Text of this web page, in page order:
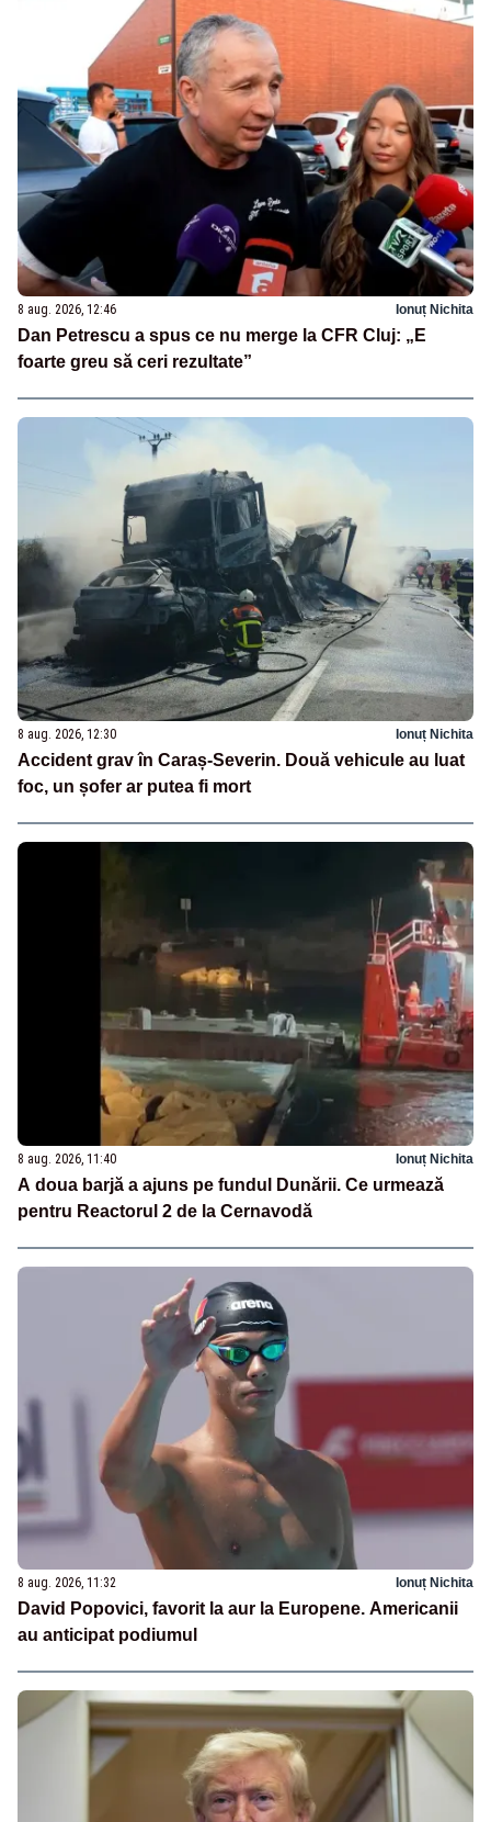
8 aug. 2026, 12:46 Ionuț Nichita
Dan Petrescu a spus ce nu merge la CFR Cluj: „E
foarte greu să ceri rezultate”
8 aug. 2026, 12:30 Ionuț Nichita
Accident grav în Caraș-Severin. Două vehicule au luat
foc, un șofer ar putea fi mort
8 aug. 2026, 11:40 Ionuț Nichita
A doua barjă a ajuns pe fundul Dunării. Ce urmează
pentru Reactorul 2 de la Cernavodă
8 aug. 2026, 11:32 Ionuț Nichita
David Popovici, favorit la aur la Europene. Americanii
au anticipat podiumul